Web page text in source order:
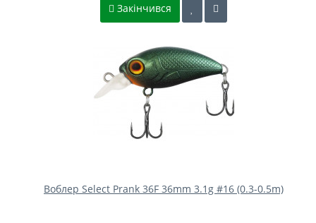
Закінчився
Воблер Select Prank 36F 36mm 3.1g #16 (0.3-0.5m)